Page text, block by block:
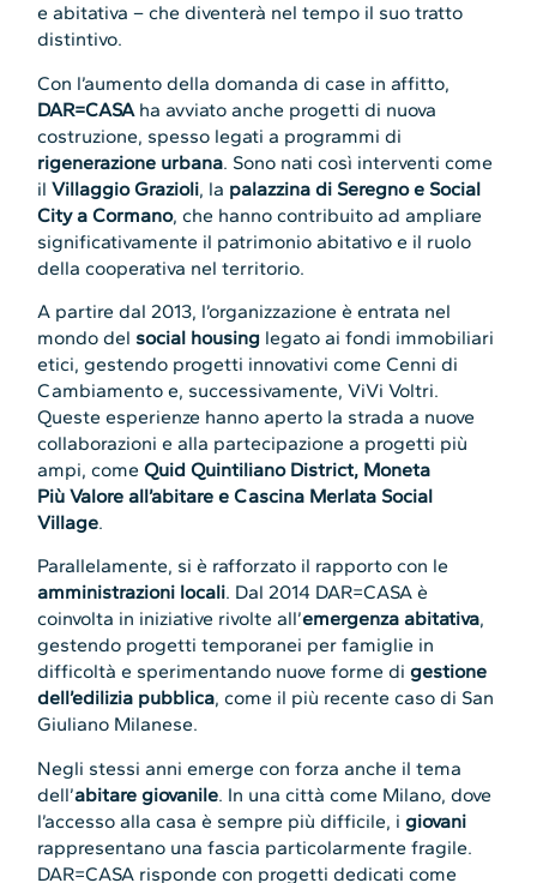
e abitativa – che diventerà nel tempo il suo tratto
distintivo.
Con l’aumento della domanda di case in affitto,
DAR=CASA ha avviato anche progetti di nuova
costruzione, spesso legati a programmi di
rigenerazione urbana. Sono nati così interventi come
ilVillaggio Grazioli, la palazzina di Seregno e Social
City a Cormano, che hanno contribuito ad ampliare
significativamente il patrimonio abitativo e il ruolo
della cooperativa nel territorio.
A partire dal 2013, l’organizzazione è entrata nel
mondo del social housing legato ai fondi immobiliari
etici, gestendo progetti innovativi come Cenni di
Cambiamento e, successivamente, ViVi Voltri.
Queste esperienze hanno aperto la strada a nuove
collaborazioni e alla partecipazione a progetti più
ampi, comeQuid Quintiliano District, Moneta
Più Valore all’abitare e Cascina Merlata Social
Village.
Parallelamente, si è rafforzato il rapporto con le
amministrazioni locali. Dal 2014 DAR=CASA è
coinvolta in iniziative rivolte all’emergenza abitativa,
gestendo progetti temporanei per famiglie in
difficoltà e sperimentando nuove forme digestione
dell’edilizia pubblica, come il più recente caso di San
Giuliano Milanese.
Negli stessi anni emerge con forza anche il tema
dell’abitare giovanile. In una città come Milano, dove
l’accesso alla casa è sempre più difficile, igiovani
rappresentano una fascia particolarmente fragile.
DAR=CASA risponde con progetti dedicati come